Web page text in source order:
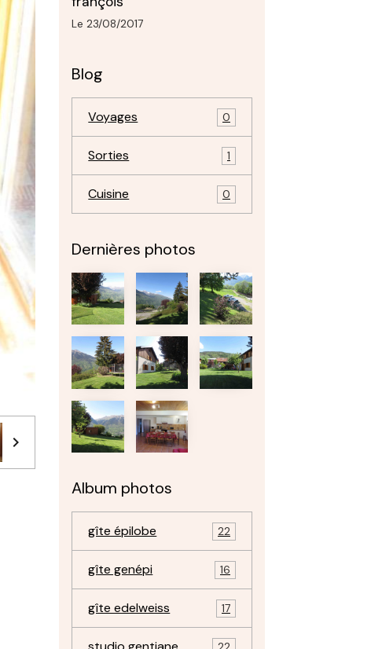
Le 23/08/2017
Blog
Voyages 0
Sorties 1
Cuisine 0
Dernières photos
Album photos
gîte épilobe 22
gîte genépi 16
gîte edelweiss 17